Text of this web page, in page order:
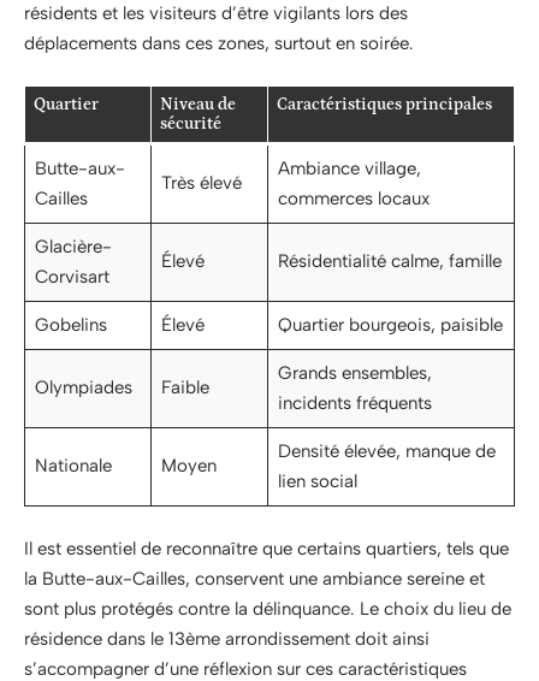
résidents et les visiteurs d’être vigilants lors des
déplacements dans ces zones, surtout en soirée.
Quartier
Niveau de
sécurité
Caractéristiques principales
Butte-aux-
Cailles
Très élevé
Ambiance village,
commerces locaux
Glacière-
Corvisart
Élevé Résidentialité calme, famille
Gobelins Élevé Quartier bourgeois, paisible
Olympiades Faible
Grands ensembles,
incidents fréquents
Nationale Moyen
Densité élevée, manque de
lien social
Il est essentiel de reconnaître que certains quartiers, tels que
la Butte-aux-Cailles, conservent une ambiance sereine et
sont plus protégés contre la délinquance. Le choix du lieu de
résidence dans le 13ème arrondissement doit ainsi
s’accompagner d’une réflexion sur ces caractéristiques